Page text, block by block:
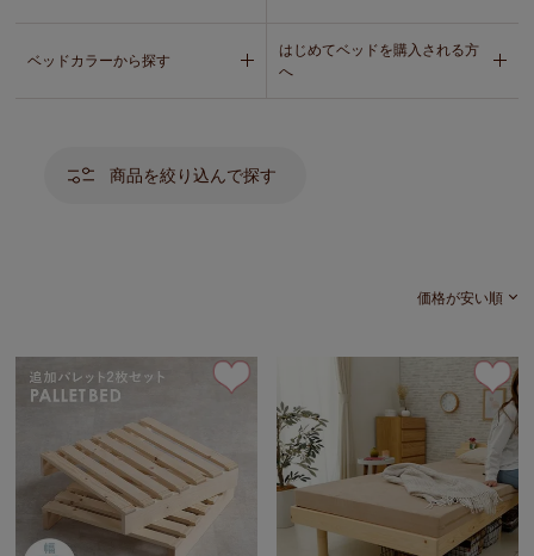
ベッドカラーから探す
はじめてベッドを購入される方
へ
商品を絞り込んで探す
価格が安い順